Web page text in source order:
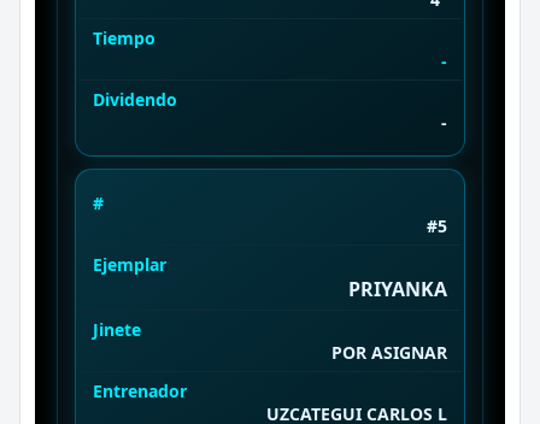
Tiempo
-
Dividendo
-
#
#5
Ejemplar
PRIYANKA
Jinete
POR ASIGNAR
Entrenador
UZCATEGUI CARLOS L